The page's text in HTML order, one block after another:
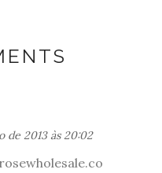
de 2013 às 20:02